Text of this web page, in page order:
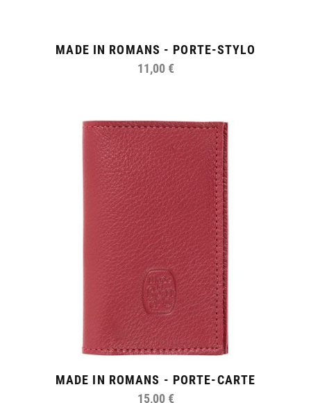
MADE IN ROMANS - PORTE-STYLO
11,00 €
MADE IN ROMANS - PORTE-CARTE
15,00 €